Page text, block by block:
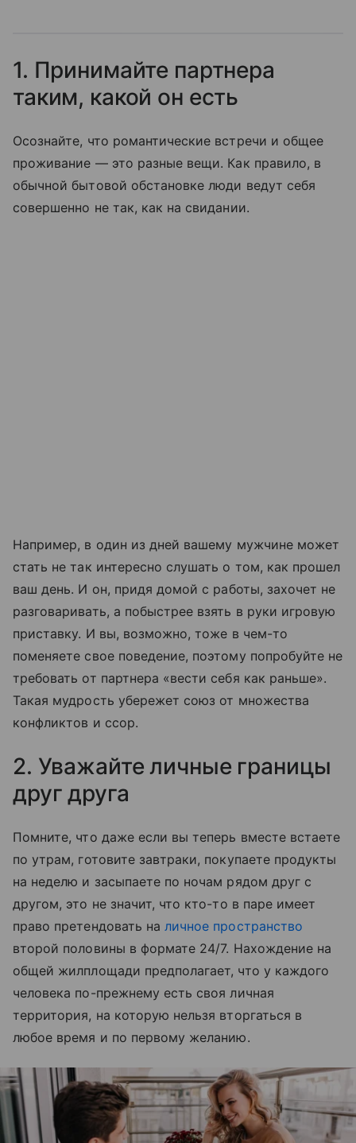
1. Принимайте партнера
таким, какой он есть
Осознайте, что романтические встречи и общее
проживание — это разные вещи. Как правило, в
обычной бытовой обстановке люди ведут себя
совершенно не так, как на свидании.
Например, в один из дней вашему мужчине может
стать не так интересно слушать о том, как прошел
ваш день. И он, придя домой с работы, захочет не
разговаривать, а побыстрее взять в руки игровую
приставку. И вы, возможно, тоже в чем-то
поменяете свое поведение, поэтому попробуйте не
требовать от партнера «вести себя как раньше».
Такая мудрость убережет союз от множества
конфликтов и ссор.
2. Уважайте личные границы
друг друга
Помните, что даже если вы теперь вместе встаете
по утрам, готовите завтраки, покупаете продукты
на неделю и засыпаете по ночам рядом друг с
другом, это не значит, что кто-то в паре имеет
право претендовать наличное пространство
второй половины в формате 24/7. Нахождение на
общей жилплощади предполагает, что у каждого
человека по-прежнему есть своя личная
территория, на которую нельзя вторгаться в
любое время и по первому желанию.